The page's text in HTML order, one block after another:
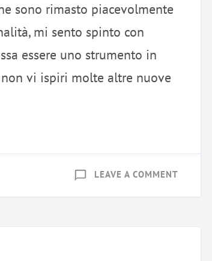
sono rimasto piacevolmente
mi sento spinto con
essere uno strumento in
vi ispiri molte altre nuove
LEAVE A COMMENT